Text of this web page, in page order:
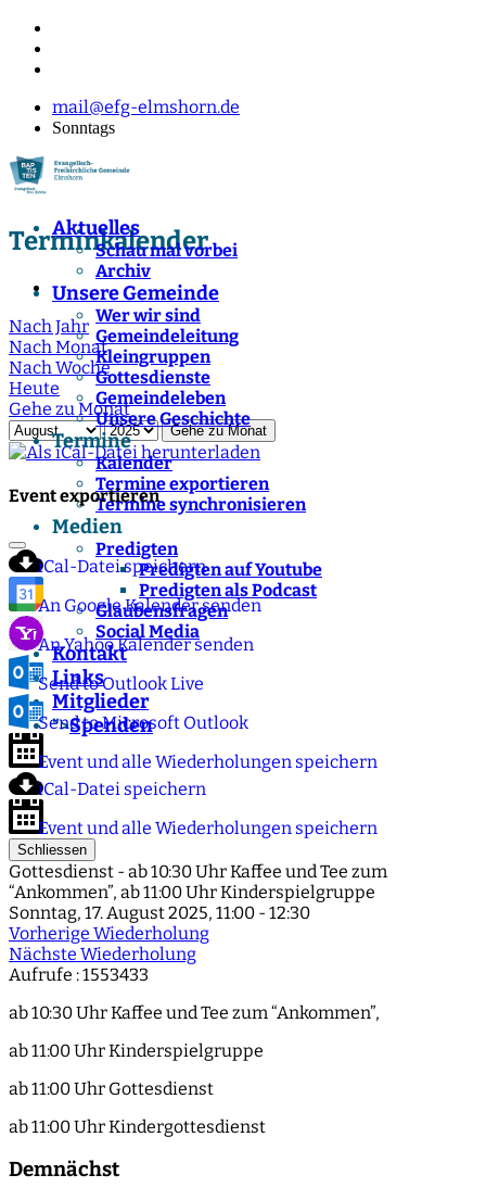
mail@efg-elmshorn.de
Sonntags
Aktuelles
Schau mal vorbei
Archiv
Unsere Gemeinde
Wer wir sind
Gemeindeleitung
Kleingruppen
Gottesdienste
Gemeindeleben
Unsere Geschichte
Termine
Kalender
Termine exportieren
Termine synchronisieren
Medien
Predigten
Predigten auf Youtube
Predigten als Podcast
Glaubensfragen
Social Media
Kontakt
Links
Mitglieder
">Spenden
Terminkalender
Nach Jahr
Nach Monat
Nach Woche
Heute
Gehe zu Monat
Gehe zu Monat
Event exportieren
iCal-Datei speichern
An Google Kalender senden
An Yahoo Kalender senden
Send to Outlook Live
Send to Microsoft Outlook
Event und alle Wiederholungen speichern
iCal-Datei speichern
Event und alle Wiederholungen speichern
Schliessen
Gottesdienst - ab 10:30 Uhr Kaffee und Tee zum
“Ankommen”, ab 11:00 Uhr Kinderspielgruppe
Sonntag, 17. August 2025, 11:00 - 12:30
Vorherige Wiederholung
Nächste Wiederholung
Aufrufe : 1553433
ab 10:30 Uhr Kaffee und Tee zum “Ankommen”,
ab 11:00 Uhr Kinderspielgruppe
ab 11:00 Uhr Gottesdienst
ab 11:00 Uhr Kindergottesdienst
Demnächst